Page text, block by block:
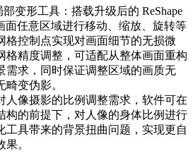
部变形工具：搭载升级后的 ReShape
面任意区域进行移动、缩放、旋转等
格控制点实现对画面细节的无损微
格精度调整，可适配从整体画面重构
需求，同时保证调整区域的画质无
变伪影。
人像摄影的比例调整需求，软件可在
构的前提下，对人像的身体比例进行
工具带来的背景扭曲问题，实现更自
。